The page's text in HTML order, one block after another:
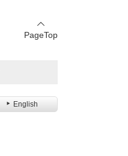
PageTop
English